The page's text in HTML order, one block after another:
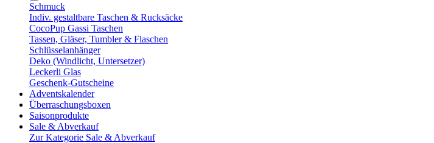
Schmuck
Indiv. gestaltbare Taschen & Rucksäcke
CocoPup Gassi Taschen
Tassen, Gläser, Tumbler & Flaschen
Schlüsselanhänger
Deko (Windlicht, Untersetzer)
Leckerli Glas
Geschenk-Gutscheine
Adventskalender
Überraschungsboxen
Saisonprodukte
Sale & Abverkauf
Zur Kategorie Sale & Abverkauf